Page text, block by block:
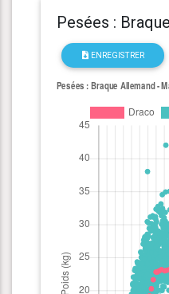
Pesées :
ENREGISTRER